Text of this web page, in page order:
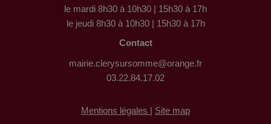
le mardi 8h30 à 10h30 | 15h30 à 17h
le jeudi 8h30 à 10h30 | 15h30 à 17h
Contact
mairie.clerysursomme@orange.fr
03.22.84.17.02
Mentions légales | Site map